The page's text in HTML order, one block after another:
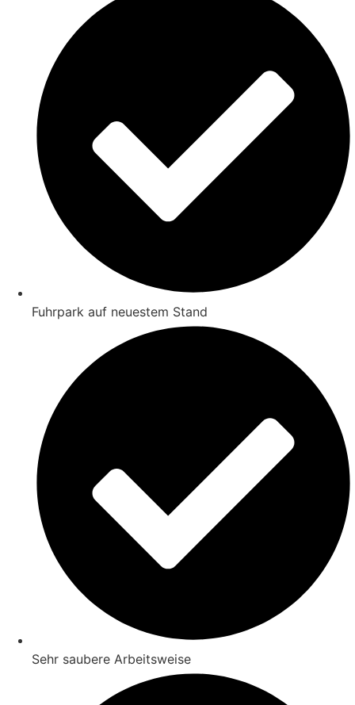
Fuhrpark auf neuestem Stand
Sehr saubere Arbeitsweise